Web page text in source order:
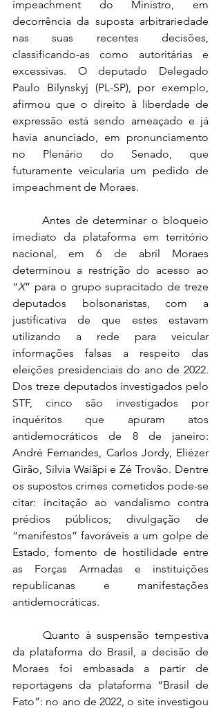
impeachment do Ministro, em
decorrência da suposta arbitrariedade
nas suas recentes decisões,
classificando-as como autoritárias e
excessivas. O deputado Delegado
Paulo Bilynskyj (PL-SP), por exemplo,
afirmou que o direito à liberdade de
expressão está sendo ameaçado e já
havia anunciado, em pronunciamento
no Plenário do Senado, que
futuramente veicularia um pedido de
impeachment de Moraes.
imediato da plataforma em território
nacional, em 6 de abril Moraes
determinou a restrição do acesso ao
“X” para o grupo supracitado de treze
deputados bolsonaristas, com a
justificativa de que estes estavam
utilizando a rede para veicular
informações falsas a respeito das
eleições presidenciais do ano de 2022.
Dos treze deputados investigados pelo
STF, cinco são investigados por
inquéritos que apuram atos
antidemocráticos de 8 de janeiro:
André Fernandes, Carlos Jordy, Eliézer
Girão, Silvia Waiãpi e Zé Trovão. Dentre
os supostos crimes cometidos pode-se
citar: incitação ao vandalismo contra
prédios públicos; divulgação de
“manifestos” favoráveis a um golpe de
Estado, fomento de hostilidade entre
as Forças Armadas e instituições
republicanas e manifestações
antidemocráticas.
da plataforma do Brasil, a decisão de
Moraes foi embasada a partir de
reportagens da plataforma “Brasil de
Fato”: no ano de 2022, o site investigou